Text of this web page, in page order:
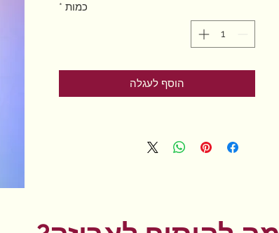
כמות *
הוסף לעגלה